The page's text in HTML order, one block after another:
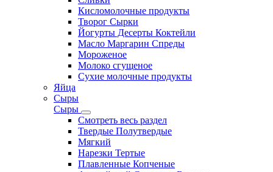
Кисломолочные продукты
Творог Сырки
Йогурты Десерты Коктейли
Масло Маргарин Спреды
Мороженое
Молоко сгущеное
Сухие молочные продукты
Яйца
Сыры
Сыры
Смотреть весь раздел
Твердые Полутвердые
Мягкий
Нарезки Тертые
Плавленные Копченые